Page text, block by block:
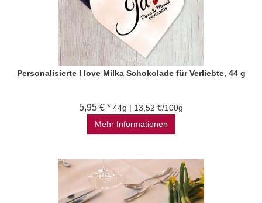
Personalisierte I love Milka Schokolade für Verliebte, 44 g
5,95 € * 44g | 13,52 €/100g
Mehr Informationen